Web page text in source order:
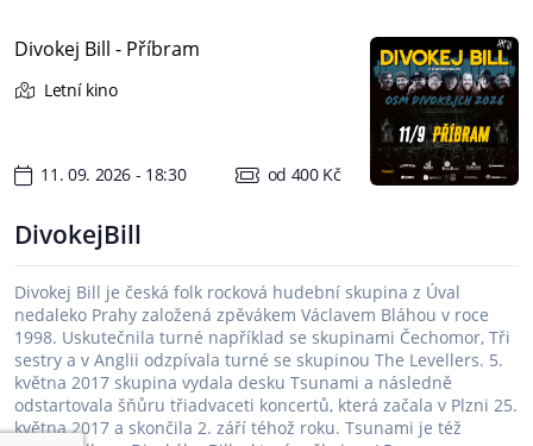
Divokej Bill - Příbram
Letní kino
11. 09. 2026 - 18:30 od 400 Kč
DivokejBill
Divokej Bill je česká folk rocková hudební skupina z Úval
nedaleko Prahy založená zpěvákem Václavem Bláhou v roce
1998. Uskutečnila turné například se skupinami Čechomor, Tři
sestry a v Anglii odzpívala turné se skupinou The Levellers. 5.
května 2017 skupina vydala desku Tsunami a následně
odstartovala šňůru třiadvaceti koncertů, která začala v Plzni 25.
května 2017 a skončila 2. září téhož roku. Tsunami je též